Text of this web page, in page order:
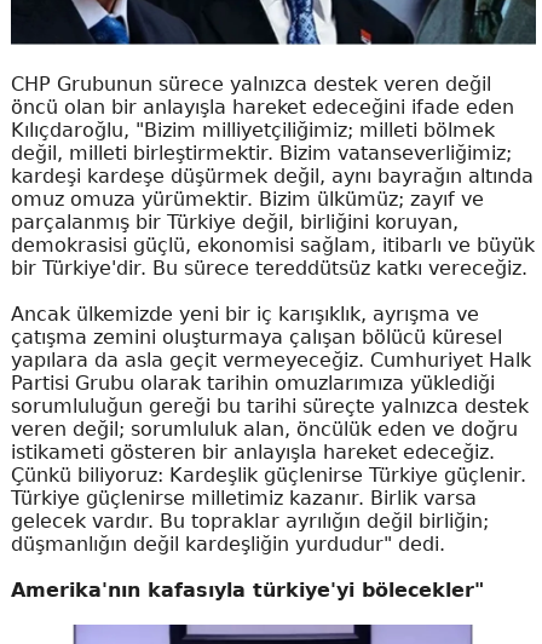
CHP Grubunun sürece yalnızca destek veren değil
öncü olan bir anlayışla hareket edeceğini ifade eden
Kılıçdaroğlu, "Bizim milliyetçiliğimiz; milleti bölmek
değil, milleti birleştirmektir. Bizim vatanseverliğimiz;
kardeşi kardeşe düşürmek değil, aynı bayrağın altında
omuz omuza yürümektir. Bizim ülkümüz; zayıf ve
parçalanmış bir Türkiye değil, birliğini koruyan,
demokrasisi güçlü, ekonomisi sağlam, itibarlı ve büyük
bir Türkiye'dir. Bu sürece tereddütsüz katkı vereceğiz.
Ancak ülkemizde yeni bir iç karışıklık, ayrışma ve
çatışma zemini oluşturmaya çalışan bölücü küresel
yapılara da asla geçit vermeyeceğiz. Cumhuriyet Halk
Partisi Grubu olarak tarihin omuzlarımıza yüklediği
sorumluluğun gereği bu tarihi süreçte yalnızca destek
veren değil; sorumluluk alan, öncülük eden ve doğru
istikameti gösteren bir anlayışla hareket edeceğiz.
Çünkü biliyoruz: Kardeşlik güçlenirse Türkiye güçlenir.
Türkiye güçlenirse milletimiz kazanır. Birlik varsa
gelecek vardır. Bu topraklar ayrılığın değil birliğin;
düşmanlığın değil kardeşliğin yurdudur" dedi.
Amerika'nın kafasıyla türkiye'yi bölecekler"